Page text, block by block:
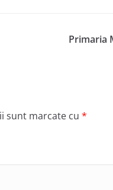
Primaria
sunt marcate cu *